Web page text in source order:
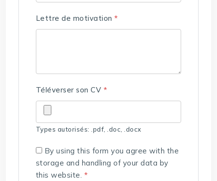
Lettre de motivation*
Téléverser son CV *
Types autorisés: .pdf, .doc, .docx
By using this form you agree with the
storage and handling of your data by
this website. *